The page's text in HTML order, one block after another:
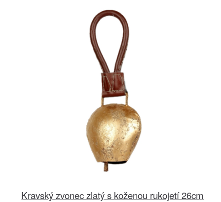
Kravský zvonec zlatý s koženou rukojetí 26cm